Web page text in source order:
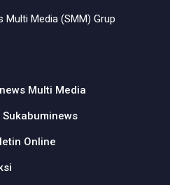
Multi Media (SMM) Grup
Multi Media
Online